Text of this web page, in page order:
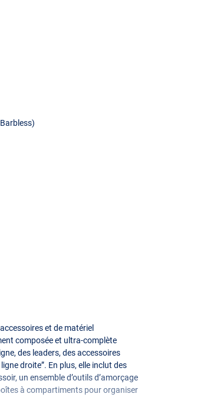
et de matériel
composée et ultra-complète
des leaders, des accessoires
droite”. En plus, elle inclut des
un ensemble d’outils d’amorçage
à compartiments pour organiser